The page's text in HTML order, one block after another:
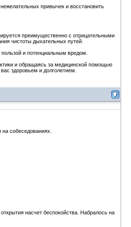
привычек и восстановить
преимущественно с отрицательными
чистоты дыхательных путей.
и потенциальным вредом.
и обращаясь за медицинской помощью
здоровьем и долголетием.
собеседованиях.
насчет беспокойства. Набралось на